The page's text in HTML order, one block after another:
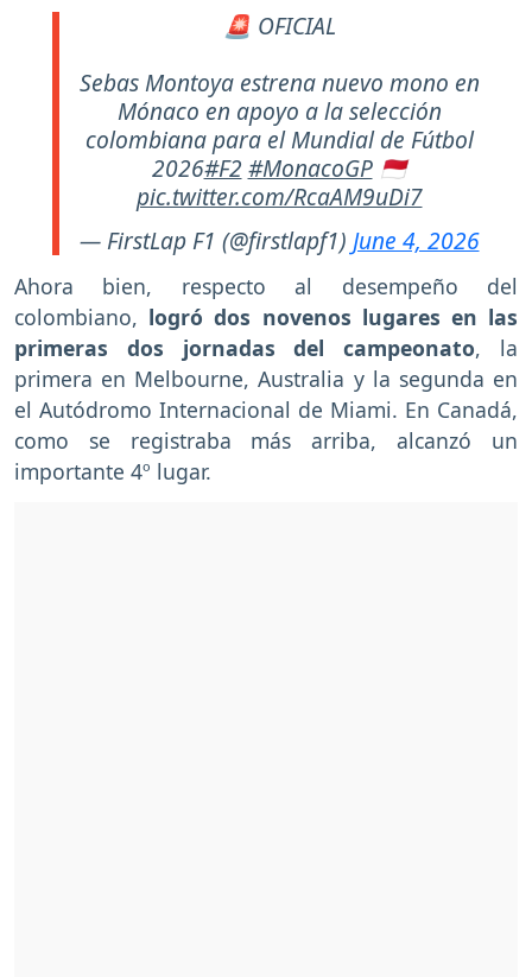
🚨 OFICIAL
Sebas Montoya estrena nuevo mono en
Mónaco en apoyo a la selección
colombiana para el Mundial de Fútbol
2026#F2 #MonacoGP🇲🇨
pic.twitter.com/RcaAM9uDi7
— FirstLap F1 (@firstlapf1) June 4, 2026
Ahora bien, respecto al desempeño del
colombiano, logró dos novenos lugares en las
primeras dos jornadas del campeonato, la
primera en Melbourne, Australia y la segunda en
el Autódromo Internacional de Miami. En Canadá,
como se registraba más arriba, alcanzó un
importante 4º lugar.